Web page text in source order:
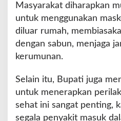
i
a
n
B
D
Masyarakat diharapkan
untuk menggunakan
diluar rumah,
dengan sabun, menjaga
kerumunan.
Selain itu, Bupati juga
untuk menerapkan
sehat ini sangat penting,
segala penyakit masuk